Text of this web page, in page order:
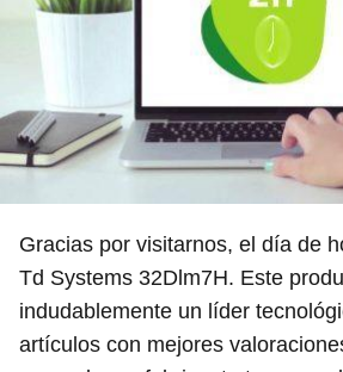
Gracias por visitarnos, el día de
Td Systems 32Dlm7H. Este
indudablemente un líder
artículos con mejores